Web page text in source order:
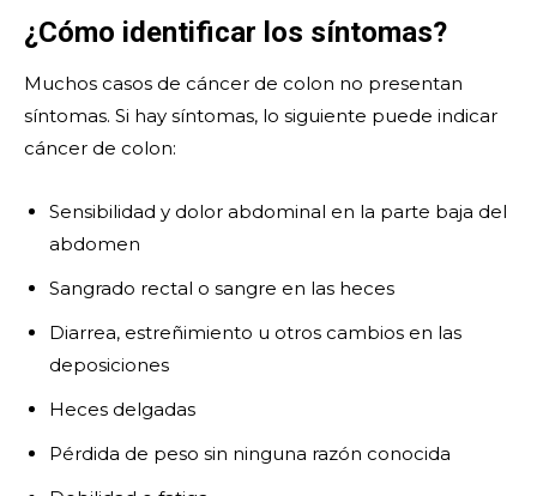
¿Cómo identificar los síntomas?
Muchos casos de cáncer de colon no presentan
síntomas. Si hay síntomas, lo siguiente puede indicar
cáncer de colon:
Sensibilidad y dolor abdominal en la parte baja del
abdomen
Sangrado rectal o sangre en las heces
Diarrea, estreñimiento u otros cambios en las
deposiciones
Heces delgadas
Pérdida de peso sin ninguna razón conocida